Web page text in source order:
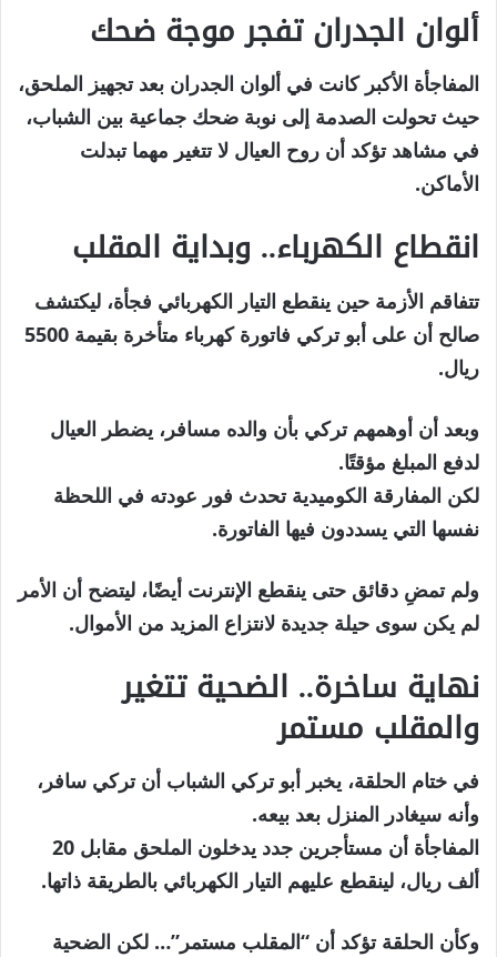
ألوان الجدران تفجر موجة ضحك
المفاجأة الأكبر كانت في ألوان الجدران بعد تجهيز الملحق،
حيث تحولت الصدمة إلى نوبة ضحك جماعية بين الشباب،
في مشاهد تؤكد أن روح العيال لا تتغير مهما تبدلت
الأماكن.
انقطاع الكهرباء.. وبداية المقلب
تتفاقم الأزمة حين ينقطع التيار الكهربائي فجأة، ليكتشف
صالح أن على أبو تركي فاتورة كهرباء متأخرة بقيمة 5500
ريال.
وبعد أن أوهمهم تركي بأن والده مسافر، يضطر العيال
لدفع المبلغ مؤقتًا.
لكن المفارقة الكوميدية تحدث فور عودته في اللحظة
نفسها التي يسددون فيها الفاتورة.
ولم تمضِ دقائق حتى ينقطع الإنترنت أيضًا، ليتضح أن الأمر
لم يكن سوى حيلة جديدة لانتزاع المزيد من الأموال.
نهاية ساخرة.. الضحية تتغير
والمقلب مستمر
في ختام الحلقة، يخبر أبو تركي الشباب أن تركي سافر،
وأنه سيغادر المنزل بعد بيعه.
المفاجأة أن مستأجرين جدد يدخلون الملحق مقابل 20
ألف ريال، لينقطع عليهم التيار الكهربائي بالطريقة ذاتها.
وكأن الحلقة تؤكد أن “المقلب مستمر”… لكن الضحية